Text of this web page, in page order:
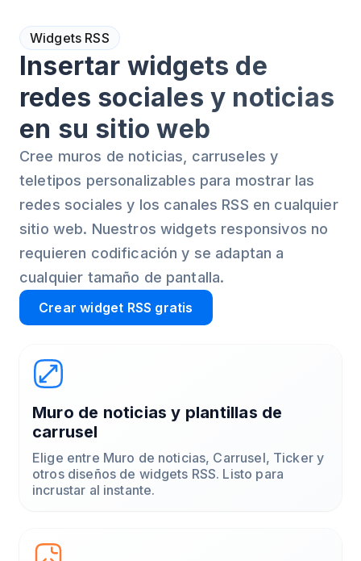
Widgets RSS
Insertar widgets de
redes sociales y noticias
en su sitio web
Cree muros de noticias, carruseles y
teletipos personalizables para mostrar las
redes sociales y los canales RSS en cualquier
sitio web. Nuestros widgets responsivos no
requieren codificación y se adaptan a
cualquier tamaño de pantalla.
Crear widget RSS gratis
Muro de noticias y plantillas de
carrusel
Elige entre Muro de noticias, Carrusel, Ticker y
otros diseños de widgets RSS. Listo para
incrustar al instante.